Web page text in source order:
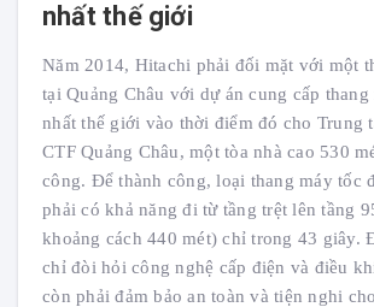
nhất thế giới
Năm 2014, Hitachi phải đối mặt với một
tại Quảng Châu với dự án cung cấp thang
nhất thế giới vào thời điểm đó cho Trung
CTF Quảng Châu, một tòa nhà cao 530
công. Để thành công, loại thang máy tốc
phải có khả năng đi từ tầng trệt lên tầng
khoảng cách 440 mét) chỉ trong 43 giây.
chỉ đòi hỏi công nghệ cấp điện và điều
còn phải đảm bảo an toàn và tiện nghi